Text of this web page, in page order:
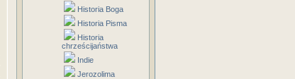
Historia Boga
Historia Pisma
Historia
chrześcijaństwa
Indie
Jerozolima